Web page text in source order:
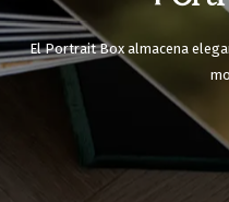
El Portrait Box almacena